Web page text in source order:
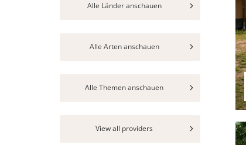
Alle Länder anschauen
Alle Arten anschauen
Alle Themen anschauen
View all providers